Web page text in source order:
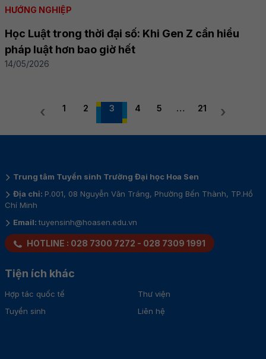
HƯỚNG NGHIỆP
Học Luật trong thời đại số: Khi Gen Z cần hiểu
pháp luật hơn bao giờ hết
14/05/2026
‹ 1 2 3 4 5 … 21 ›
Trung tâm Tuyển sinh Trường Đại học Hoa Sen
Địa chỉ: P.001, 08 Nguyễn Văn Tráng, Phường Bến Thành, TP.Hồ
Chí Minh
Email:tuyensinh@hoasen.edu.vn
HOTLINE : 028 7300 7272 - 028 7309 1991
Tiện ích khác
Hợp tác quốc tế
Tuyển sinh
Thư viện
Liên hệ